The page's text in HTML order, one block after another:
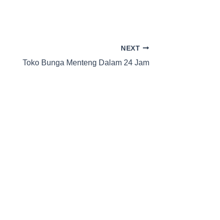
NEXT
Toko Bunga Menteng Dalam 24 Jam